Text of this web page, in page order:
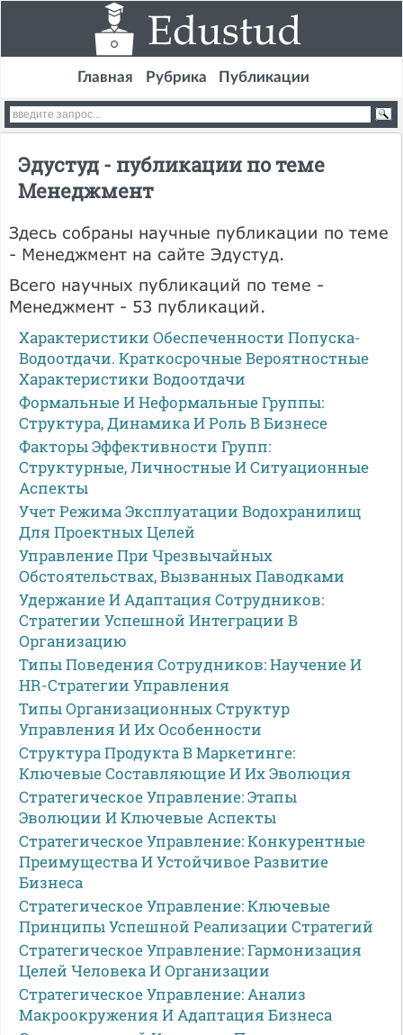
Главная Рубрика Публикации
Эдустуд - публикации по теме
Менеджмент
Здесь собраны научные публикации по теме
- Менеджмент на сайте Эдустуд.
Всего научных публикаций по теме -
Менеджмент - 53 публикаций.
Характеристики Обеспеченности Попуска-
Водоотдачи. Краткосрочные Вероятностные
Характеристики Водоотдачи
Формальные И Неформальные Группы:
Структура, Динамика И Роль В Бизнесе
Факторы Эффективности Групп:
Структурные, Личностные И Ситуационные
Аспекты
Учет Режима Эксплуатации Водохранилищ
Для Проектных Целей
Управление При Чрезвычайных
Обстоятельствах, Вызванных Паводками
Удержание И Адаптация Сотрудников:
Стратегии Успешной Интеграции В
Организацию
Типы Поведения Сотрудников: Научение И
HR-Стратегии Управления
Типы Организационных Структур
Управления И Их Особенности
Структура Продукта В Маркетинге:
Ключевые Составляющие И Их Эволюция
Стратегическое Управление: Этапы
Эволюции И Ключевые Аспекты
Стратегическое Управление: Конкурентные
Преимущества И Устойчивое Развитие
Бизнеса
Стратегическое Управление: Ключевые
Принципы Успешной Реализации Стратегий
Стратегическое Управление: Гармонизация
Целей Человека И Организации
Стратегическое Управление: Анализ
Макроокружения И Адаптация Бизнеса